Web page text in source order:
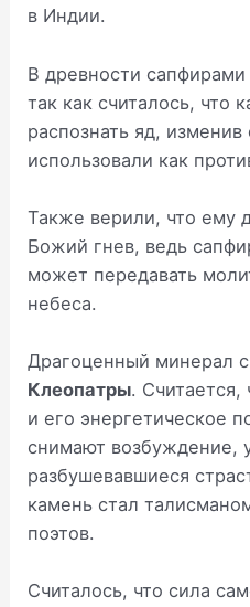
в Индии.
В древности
так как считалось, что
распознать яд,
использовали как
Также верили, что ему
Божий гнев, ведь
может передавать
небеса.
Драгоценный минерал
Клеопатры. Считается,
и его энергетическое
снимают возбуждение,
разбушевавшиеся
камень стал
поэтов.
Считалось, что сила